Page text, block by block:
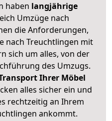
haben langjährige
Umzüge nach
die Anforderungen,
nach Treuchtlingen mit
sich um alles, von der
des Umzugs.
Ihrer Möbel
alles sicher ein und
rechtzeitig an Ihrem
ankommt.